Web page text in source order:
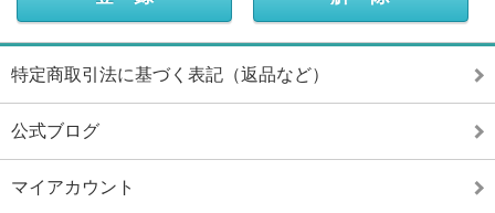
特定商取引法に基づく表記（返品など）
公式ブログ
マイアカウント